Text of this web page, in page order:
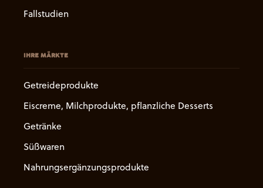
Fallstudien
IHRE MÄRKTE
Getreideprodukte
Eiscreme, Milchprodukte, pflanzliche Desserts
Getränke
Süßwaren
Nahrungsergänzungsprodukte